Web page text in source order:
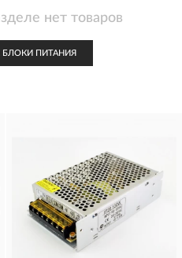
нет товаров
БЛОКИ ПИТАНИЯ